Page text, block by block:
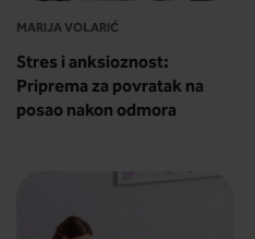
MARIJA VOLARIĆ
Stres i anksioznost:
Priprema za povratak na
posao nakon odmora